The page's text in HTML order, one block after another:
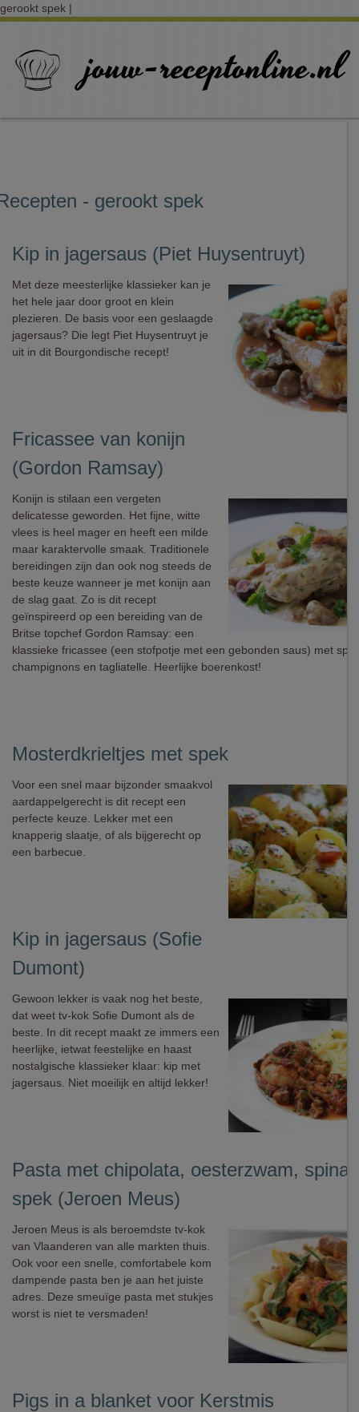
gerookt spek |
- gerookt spek
Kip in jagersaus (Piet Huysentruyt)
Met deze meesterlijke klassieker kan je
het hele jaar door groot en klein
plezieren. De basis voor een geslaagde
jagersaus? Die legt Piet Huysentruyt je
uit in dit Bourgondische recept!
Fricassee van konijn
(Gordon Ramsay)
Konijn is stilaan een vergeten
delicatesse geworden. Het fijne, witte
vlees is heel mager en heeft een milde
maar karaktervolle smaak. Traditionele
bereidingen zijn dan ook nog steeds de
beste keuze wanneer je met konijn aan
de slag gaat. Zo is dit recept
geïnspireerd op een bereiding van de
Britse topchef Gordon Ramsay: een
klassieke fricassee (een stofpotje met een gebonden saus) met
champignons en tagliatelle. Heerlijke boerenkost!
Mosterdkrieltjes met spek
Voor een snel maar bijzonder smaakvol
aardappelgerecht is dit recept een
perfecte keuze. Lekker met een
knapperig slaatje, of als bijgerecht op
een barbecue.
Kip in jagersaus (Sofie
Dumont)
Gewoon lekker is vaak nog het beste,
dat weet tv-kok Sofie Dumont als de
beste. In dit recept maakt ze immers een
heerlijke, ietwat feestelijke en haast
nostalgische klassieker klaar: kip met
jagersaus. Niet moeilijk en altijd lekker!
Pasta met chipolata, oesterzwam,
spek (Jeroen Meus)
Jeroen Meus is als beroemdste tv-kok
van Vlaanderen van alle markten thuis.
Ook voor een snelle, comfortabele kom
dampende pasta ben je aan het juiste
adres. Deze smeuïge pasta met stukjes
worst is niet te versmaden!
Pigs in a blanket voor Kerstmis